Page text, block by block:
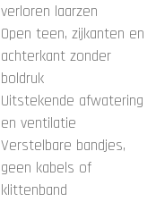
verloren laarzen
Open teen, zijkanten en
achterkant zonder
boldruk
Uitstekende afwatering
en ventilatie
Verstelbare bandjes,
geen kabels of
klittenband